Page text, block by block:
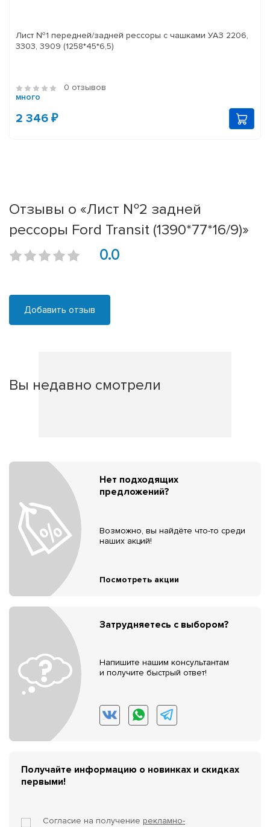
Лист №1 передней/задней рессоры с чашками УАЗ 2206,
3303, 3909 (1258*45*6,5)
0 отзывов
много
2 346 ₽
Отзывы о «Лист №2 задней
рессоры Ford Transit (1390*77*16/9)»
0.0
Добавить отзыв
Вы недавно смотрели
Нет подходящих
предложений?
Возможно, вы найдёте что-то среди
наших акций!
Посмотреть акции
Затрудняетесь с выбором?
Напишите нашим консультантам
и получите быстрый ответ!
Получайте информацию о новинках и скидках
первыми!
Согласие на получение рекламно-